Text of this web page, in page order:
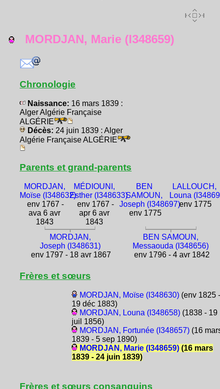
MORDJAN, Marie (I348659)
Chronologie
Naissance: 16 mars 1839 :
Alger Algérie Française
ALGÉRIE
Décès: 24 juin 1839 : Alger
Algérie Française ALGÉRIE
Parents et grand-parents
MORDJAN,
Moïse (I348632)
env 1767 -
ava 6 avr
1843
MÉDIOUNI,
Esther (I348633)
env 1767 -
apr 6 avr
1843
BEN
SAMOUN,
Joseph (I348697)
env 1775
LALLOUCH,
Louna
env 1775
MORDJAN,
Joseph (I348631)
env 1797 - 18 avr 1867
BEN SAMOUN,
Messaouda (I348656)
env 1796 - 4 avr 1842
Frères et sœurs
MORDJAN, Moïse (I348630)(env 1825 -
19 déc 1883)
MORDJAN, Louna (I348658)(1838 - 19
juil 1856)
MORDJAN, Fortunée (I348657)(16
1839 - 5 sep 1890)
MORDJAN, Marie (I348659)(16 mars
1839 - 24 juin 1839)
Frères et sœurs consanguins